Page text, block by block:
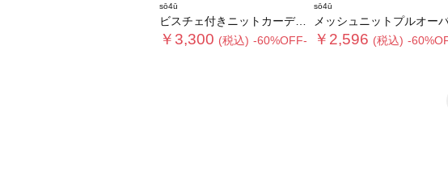
sō4ū
ビスチェ付きニットカーディガン
￥3,300 (税込) -60%OFF-
sō4ū
メッシュニットプルオー
￥2,596 (税込) -